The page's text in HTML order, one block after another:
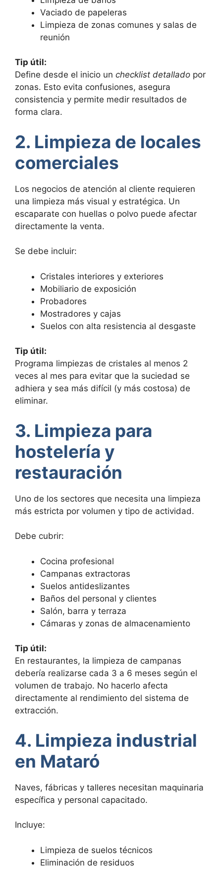
Vaciado de papeleras
Limpieza de zonas comunes y salas de
reunión
Tip útil:
Define desde el inicio un checklist detallado por
zonas. Esto evita confusiones, asegura
consistencia y permite medir resultados de
forma clara.
2. Limpieza de locales
comerciales
Los negocios de atención al cliente requieren
una limpieza más visual y estratégica. Un
escaparate con huellas o polvo puede afectar
directamente la venta.
Se debe incluir:
Cristales interiores y exteriores
Mobiliario de exposición
Probadores
Mostradores y cajas
Suelos con alta resistencia al desgaste
Tip útil:
Programa limpiezas de cristales al menos 2
veces al mes para evitar que la suciedad se
adhiera y sea más difícil (y más costosa) de
eliminar.
3. Limpieza para
hostelería y
restauración
Uno de los sectores que necesita una limpieza
más estricta por volumen y tipo de actividad.
Debe cubrir:
Cocina profesional
Campanas extractoras
Suelos antideslizantes
Baños del personal y clientes
Salón, barra y terraza
Cámaras y zonas de almacenamiento
Tip útil:
En restaurantes, la limpieza de campanas
debería realizarse cada 3 a 6 meses según el
volumen de trabajo. No hacerlo afecta
directamente al rendimiento del sistema de
extracción.
4. Limpieza industrial
en Mataró
Naves, fábricas y talleres necesitan maquinaria
específica y personal capacitado.
Incluye:
Limpieza de suelos técnicos
Eliminación de residuos